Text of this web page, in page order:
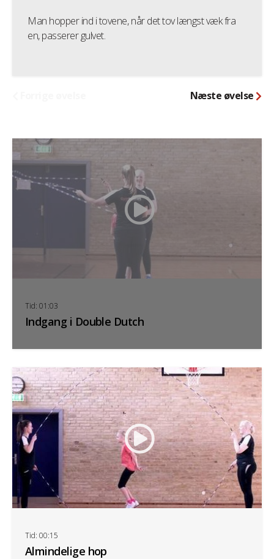
Man hopper ind i tovene, når det tov længst væk fra
en, passerer gulvet.
Næste øvelse
Indgang i Double Dutch
Tid: 01:03
Almindelige hop
Tid: 00:15